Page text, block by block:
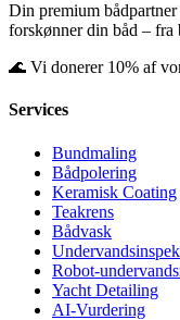
Din premium
forskønner din båd –
🌊 Vi donerer 10% af
Services
Bundmaling
Bådpolering
Keramisk Coating
Teakrens
Bådvask
Robot-
Yacht Detailing
AI-Vurdering